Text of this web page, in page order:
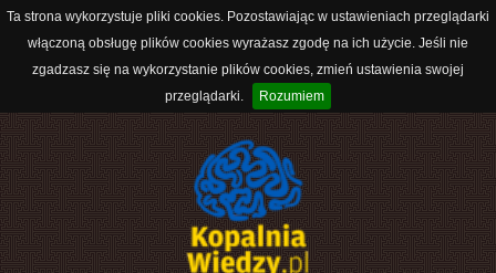
Ta strona wykorzystuje pliki cookies. Pozostawiając w ustawieniach przeglądarki
włączoną obsługę plików cookies wyrażasz zgodę na ich użycie. Jeśli nie
zgadzasz się na wykorzystanie plików cookies, zmień ustawienia swojej
przeglądarki.
Rozumiem